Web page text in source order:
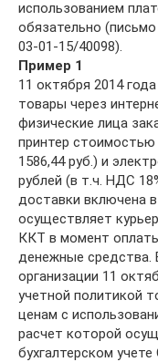
использованием
обязательно
03-01-15/40098).
Пример 1
11 октября 2014
товары через
физические лица
принтер
1586,44 руб.) и
рублей (в т.ч. НДС
доставки включена
осуществляет
ККТ в момент
денежные средства.
организации 11
учетной политикой
ценам с
расчет которой
бухгалтерском